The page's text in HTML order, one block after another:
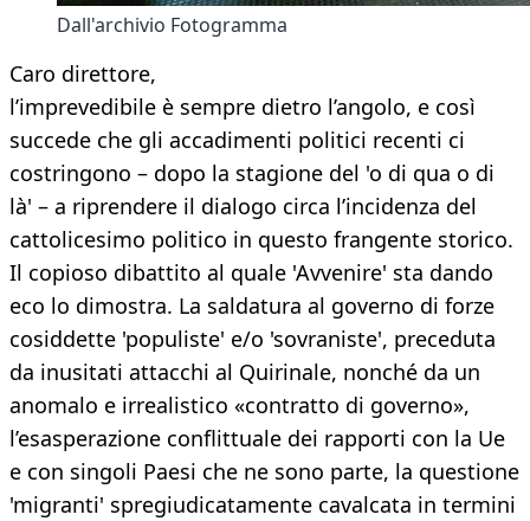
Dall'archivio Fotogramma
Caro direttore,
l’imprevedibile è sempre dietro l’angolo, e così
succede che gli accadimenti politici recenti ci
costringono – dopo la stagione del 'o di qua o di
là' – a riprendere il dialogo circa l’incidenza del
cattolicesimo politico in questo frangente storico.
Il copioso dibattito al quale 'Avvenire' sta dando
eco lo dimostra. La saldatura al governo di forze
cosiddette 'populiste' e/o 'sovraniste', preceduta
da inusitati attacchi al Quirinale, nonché da un
anomalo e irrealistico «contratto di governo»,
l’esasperazione conflittuale dei rapporti con la Ue
e con singoli Paesi che ne sono parte, la questione
'migranti' spregiudicatamente cavalcata in termini